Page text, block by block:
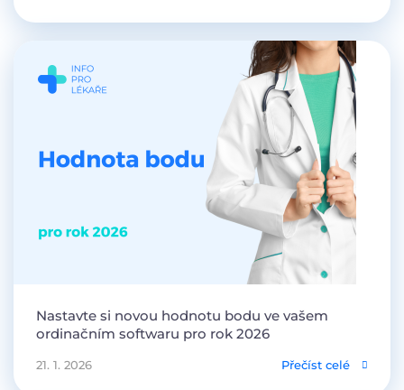
Nastavte si novou hodnotu bodu ve vašem
ordinačním softwaru pro rok 2026
21. 1. 2026 Přečíst celé